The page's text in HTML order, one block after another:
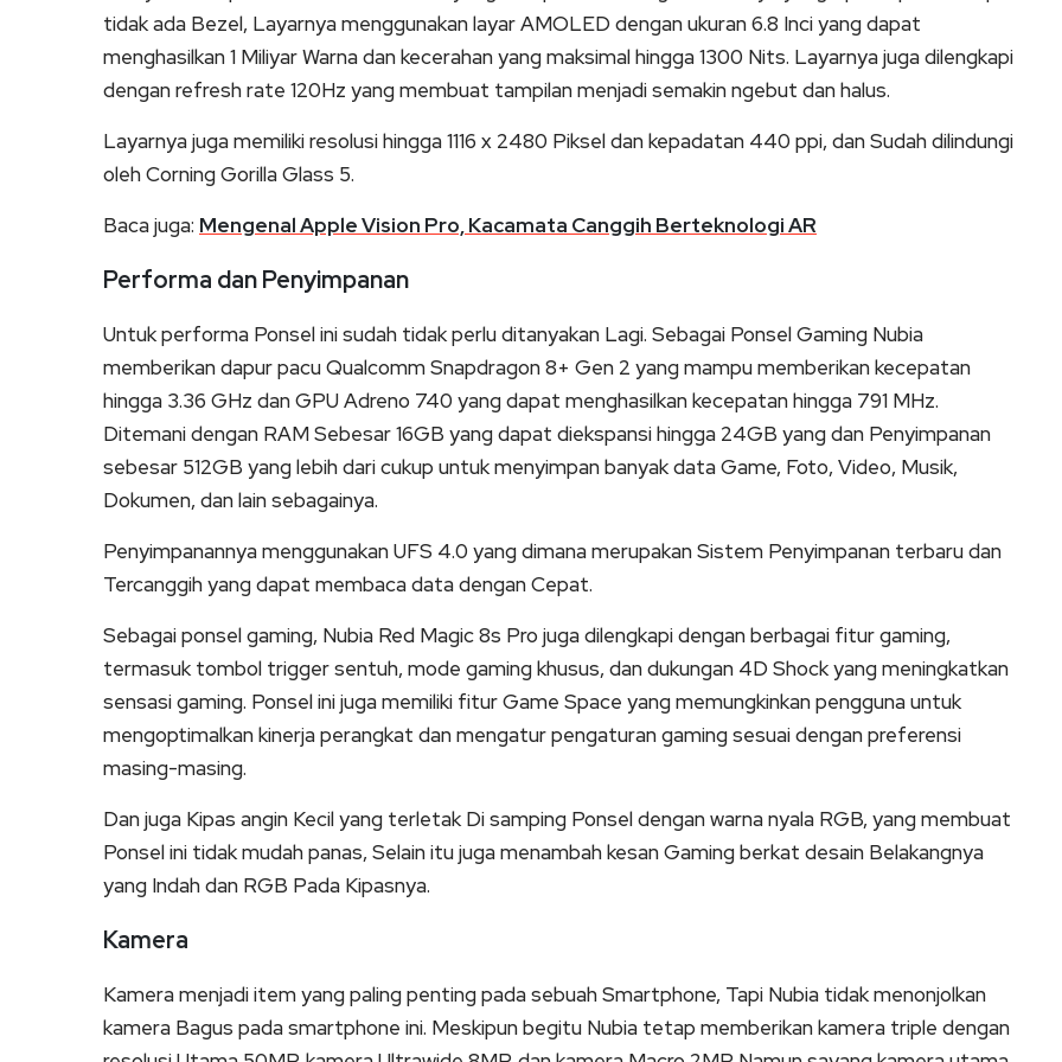
tidak ada Bezel, Layarnya menggunakan layar AMOLED dengan ukuran 6.8 Inci yang dapat
menghasilkan 1 Miliyar Warna dan kecerahan yang maksimal hingga 1300 Nits. Layarnya juga dilengkapi
dengan refresh rate 120Hz yang membuat tampilan menjadi semakin ngebut dan halus.
Layarnya juga memiliki resolusi hingga 1116 x 2480 Piksel dan kepadatan 440 ppi, dan Sudah dilindungi
oleh Corning Gorilla Glass 5.
Baca juga: Mengenal Apple Vision Pro, Kacamata Canggih Berteknologi AR
Performa dan Penyimpanan
Untuk performa Ponsel ini sudah tidak perlu ditanyakan Lagi. Sebagai Ponsel Gaming Nubia
memberikan dapur pacu Qualcomm Snapdragon 8+ Gen 2 yang mampu memberikan kecepatan
hingga 3.36 GHz dan GPU Adreno 740 yang dapat menghasilkan kecepatan hingga 791 MHz.
Ditemani dengan RAM Sebesar 16GB yang dapat diekspansi hingga 24GB yang dan Penyimpanan
sebesar 512GB yang lebih dari cukup untuk menyimpan banyak data Game, Foto, Video, Musik,
Dokumen, dan lain sebagainya.
Penyimpanannya menggunakan UFS 4.0 yang dimana merupakan Sistem Penyimpanan terbaru dan
Tercanggih yang dapat membaca data dengan Cepat.
Sebagai ponsel gaming, Nubia Red Magic 8s Pro juga dilengkapi dengan berbagai fitur gaming,
termasuk tombol trigger sentuh, mode gaming khusus, dan dukungan 4D Shock yang meningkatkan
sensasi gaming. Ponsel ini juga memiliki fitur Game Space yang memungkinkan pengguna untuk
mengoptimalkan kinerja perangkat dan mengatur pengaturan gaming sesuai dengan preferensi
masing-masing.
Dan juga Kipas angin Kecil yang terletak Di samping Ponsel dengan warna nyala RGB, yang membuat
Ponsel ini tidak mudah panas, Selain itu juga menambah kesan Gaming berkat desain Belakangnya
yang Indah dan RGB Pada Kipasnya.
Kamera
Kamera menjadi item yang paling penting pada sebuah Smartphone, Tapi Nubia tidak menonjolkan
kamera Bagus pada smartphone ini. Meskipun begitu Nubia tetap memberikan kamera triple dengan